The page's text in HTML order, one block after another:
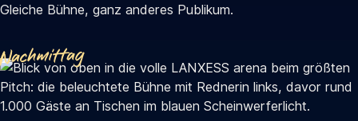
Gleiche Bühne, ganz anderes Publikum.
Nachmittag